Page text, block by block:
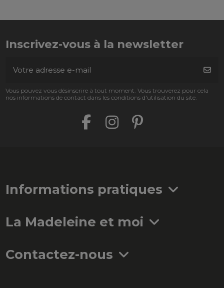
Inscrivez-vous à la newsletter
Vous pouvez vous désinscrire à tout moment. Vous trouverez pour cela
nos informations de contact dans les conditions d'utilisation du site.
Informations pratiques
La Madeleine et moi
Contactez-nous